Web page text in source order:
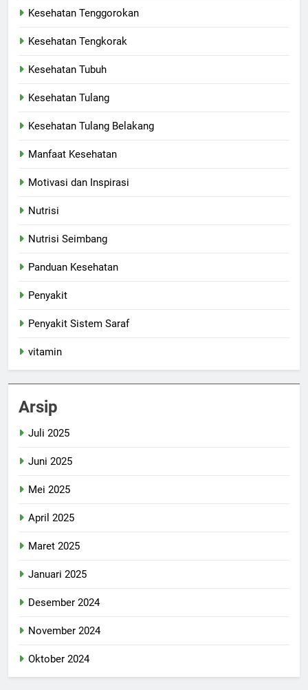
Kesehatan Tenggorokan
Kesehatan Tengkorak
Kesehatan Tubuh
Kesehatan Tulang
Kesehatan Tulang Belakang
Manfaat Kesehatan
Motivasi dan Inspirasi
Nutrisi
Nutrisi Seimbang
Panduan Kesehatan
Penyakit
Penyakit Sistem Saraf
vitamin
Arsip
Juli 2025
Juni 2025
Mei 2025
April 2025
Maret 2025
Januari 2025
Desember 2024
November 2024
Oktober 2024